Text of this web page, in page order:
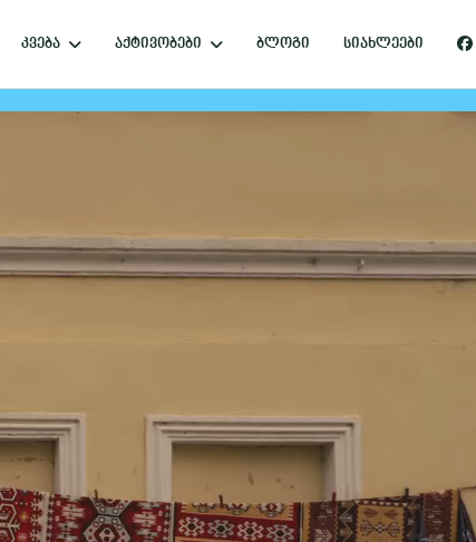
კვება აქტივობები ბლოგი სიახლეები